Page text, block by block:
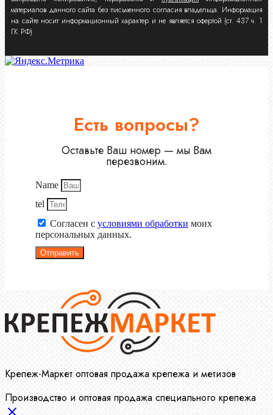
материалов данного сайта без письменного согласия владельца. Информация
на сайте носит информационный характер и не является офертой (ст. 437 ч. 1
ГК РФ).
Есть вопросы?
Оставьте Ваш номер — мы Вам
перезвоним.
Name
tel
Согласен с условиями обработки моих
персональных данных.
Отправить
Крепеж-Маркет оптовая продажа крепежа и метизов
Производство и оптовая продажа специального крепежа